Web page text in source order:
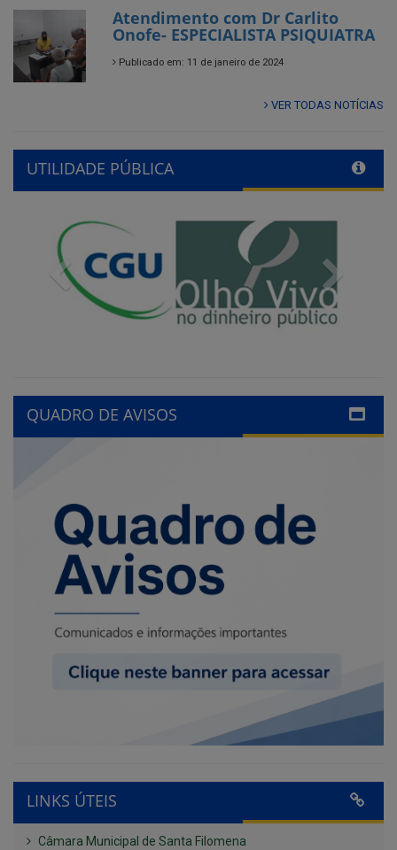
Atendimento com Dr Carlito
Onofe- ESPECIALISTA PSIQUIATRA
Publicado em: 11 de janeiro de 2024
VER TODAS NOTÍCIAS
UTILIDADE PÚBLICA
Previous
QUADRO DE AVISOS
LINKS ÚTEIS
Câmara Municipal de Santa Filomena